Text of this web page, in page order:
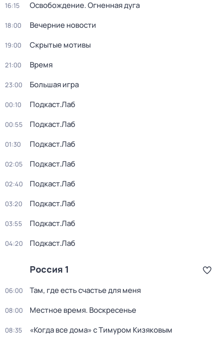
16:15 Освобождение. Огненная дуга
18:00 Вечерние новости
19:00 Скрытые мотивы
21:00 Время
23:00 Большая игра
00:10 Подкаст.Лаб
00:55 Подкаст.Лаб
01:30 Подкаст.Лаб
02:05 Подкаст.Лаб
02:40 Подкаст.Лаб
03:20 Подкаст.Лаб
03:55 Подкаст.Лаб
04:20 Подкаст.Лаб
Россия 1
06:00 Там, где есть счастье для меня
08:00 Местное время. Воскресенье
08:35 «Когда все дома» с Тимуром Кизяковым